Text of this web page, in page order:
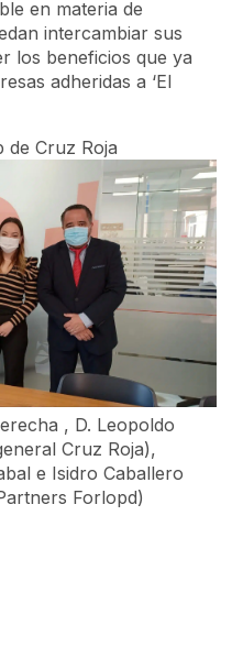
en materia de
intercambiar sus
los beneficios que ya
adheridas a ‘El
de Cruz Roja
, D. Leopoldo
Cruz Roja),
e Isidro Caballero
Forlopd)